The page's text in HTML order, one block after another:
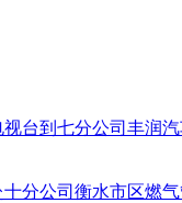
视台到七分公司丰润
分公司衡水市区燃